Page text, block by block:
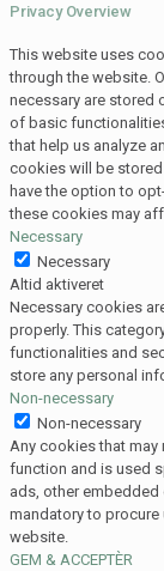
Privacy Overview
This website uses
through the website.
necessary are stored
of basic
that help us analyze
cookies will be stored
have the option to
these cookies may
Necessary
Necessary
Altid aktiveret
Necessary cookies
properly. This
functionalities and
store any personal
Non-necessary
Non-necessary
Any cookies that may
function and is used
ads, other
mandatory to
website.
GEM & ACCEPTÈR